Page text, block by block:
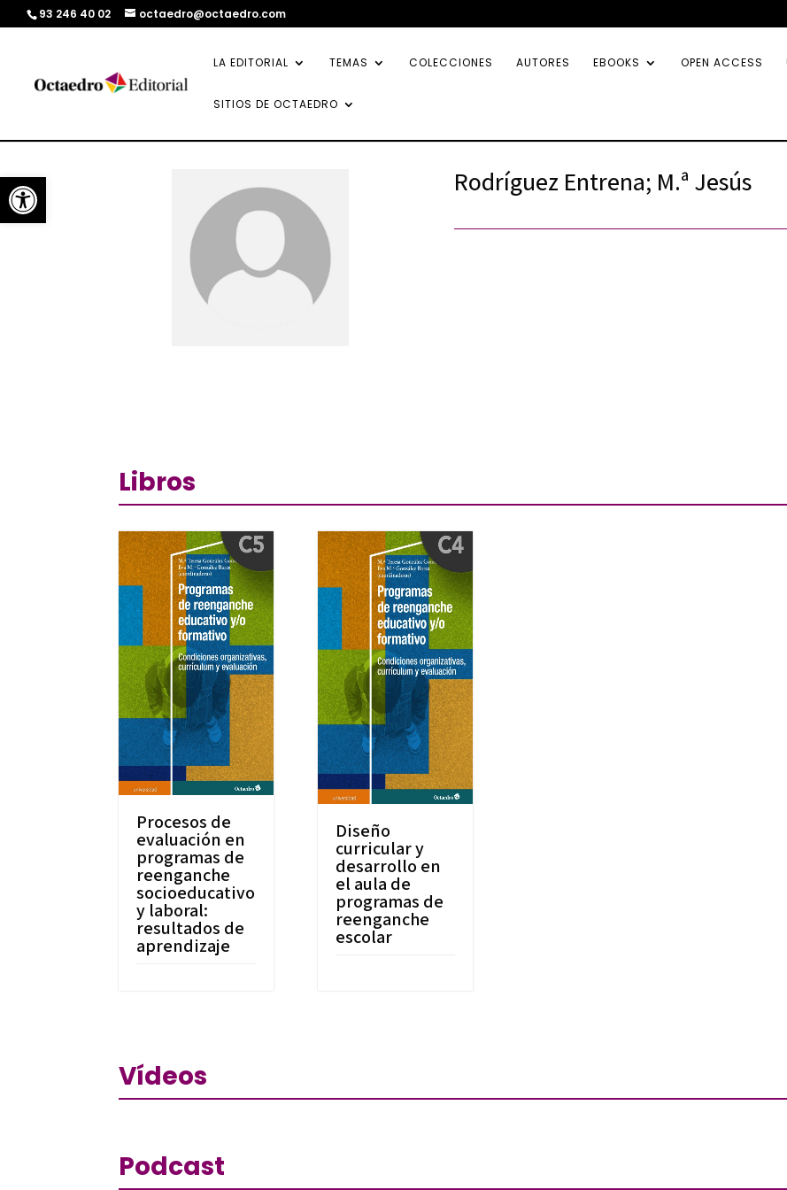
Abrir barra de herramientas
93 246 40 02 octaedro@octaedro.com
LA EDITORIAL TEMAS COLECCIONES AUTORES EBOOKS OPEN ACCESS
SITIOS DE OCTAEDRO
Rodríguez Entrena; M.ª Jesús
Libros
Procesos de
evaluación en
programas de
reenganche
socioeducativo
y laboral:
resultados de
aprendizaje
Diseño
curricular y
desarrollo en
el aula de
programas de
reenganche
escolar
Vídeos
Podcast